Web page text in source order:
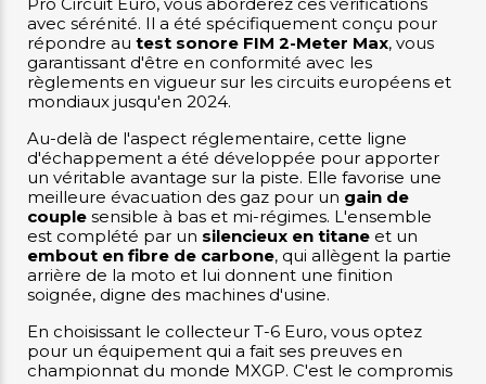
Pro Circuit Euro, vous aborderez ces vérifications
avec sérénité. Il a été spécifiquement conçu pour
répondre au test sonore FIM 2-Meter Max, vous
garantissant d'être en conformité avec les
règlements en vigueur sur les circuits européens et
mondiaux jusqu'en 2024.
Au-delà de l'aspect réglementaire, cette ligne
d'échappement a été développée pour apporter
un véritable avantage sur la piste. Elle favorise une
meilleure évacuation des gaz pour un gain de
couple sensible à bas et mi-régimes. L'ensemble
est complété par un silencieux en titane et un
embout en fibre de carbone, qui allègent la partie
arrière de la moto et lui donnent une finition
soignée, digne des machines d'usine.
En choisissant le collecteur T-6 Euro, vous optez
pour un équipement qui a fait ses preuves en
championnat du monde MXGP. C'est le compromis